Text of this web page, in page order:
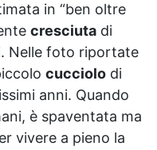
in “ben oltre
cresciuta di
Nelle foto riportate
cucciolo di
anni. Quando
è spaventata ma
vivere a pieno la